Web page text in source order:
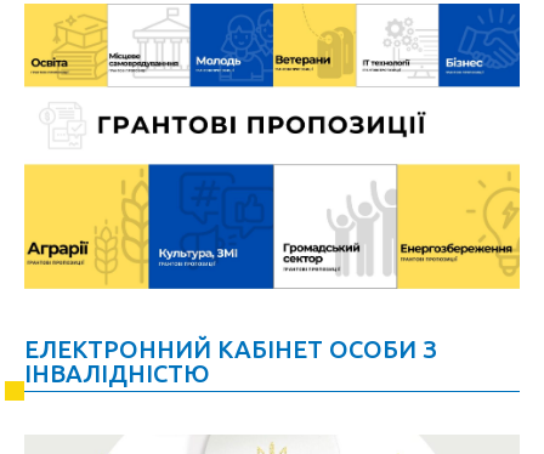
ЕЛЕКТРОННИЙ КАБІНЕТ ОСОБИ З
ІНВАЛІДНІСТЮ